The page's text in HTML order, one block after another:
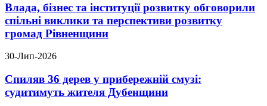
Влада, бізнес та інституції розвитку обговорили
спільні виклики та перспективи розвитку
громад Рівненщини
30-Лип-2026
Спиляв 36 дерев у прибережній смузі:
судитимуть жителя Дубенщини